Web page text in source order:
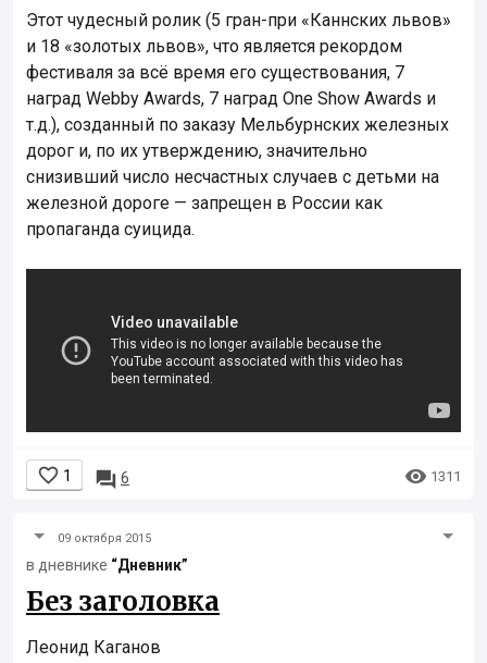
Этот чудесный ролик (5 гран-при «Каннских львов»
и 18 «золотых львов», что является рекордом
фестиваля за всё время его существования, 7
наград Webby Awards, 7 наград One Show Awards и
т.д.), созданный по заказу Мельбурнских железных
дорог и, по их утверждению, значительно
снизивший число несчастных случаев с детьми на
железной дороге — запрещен в России как
пропаганда суицида.
 1  6  1311
09 октября 2015
в дневнике “Дневник”
Без заголовка
Леонид Каганов